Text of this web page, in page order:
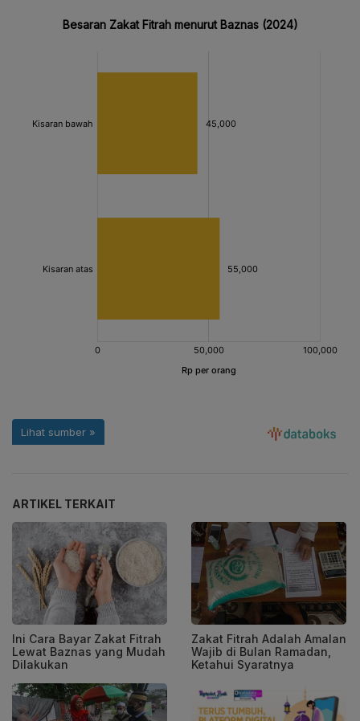
ARTIKEL TERKAIT
Ini Cara Bayar Zakat Fitrah
Lewat Baznas yang Mudah
Dilakukan
Zakat Fitrah Adalah Amalan
Wajib di Bulan Ramadan,
Ketahui Syaratnya